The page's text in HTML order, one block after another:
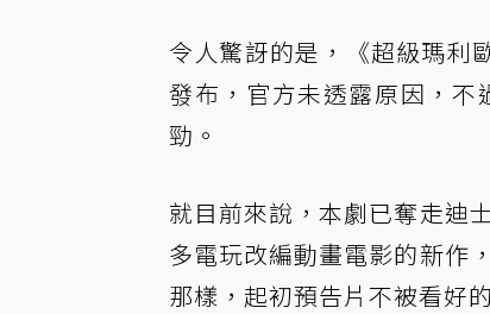
令人驚訝的是，《超級瑪利
發布，官方未透露原因，
勁。
就目前來說，本劇已奪走迪
多電玩改編動畫電影的新作
那樣，起初預告片不被看好